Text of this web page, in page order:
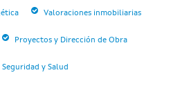
Valoraciones inmobiliarias
Proyectos y Dirección de Obra
Seguridad y Salud